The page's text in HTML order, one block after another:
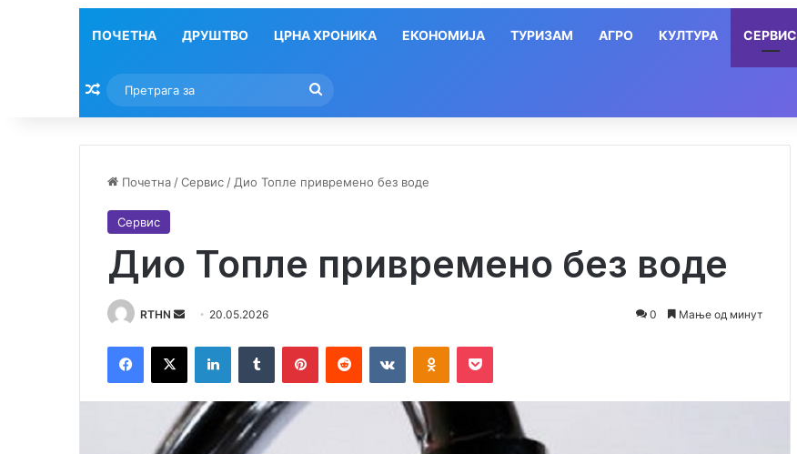
ПОЧЕТНА ДРУШТВО ЦРНА ХРОНИКА ЕКОНОМИЈА ТУРИЗАМ АГРО КУЛТУРА СЕРВИС
Насумични текстови
за
Почетна /Сервис / Дио Топле привремено без воде
Сервис
Дио Топле привремено без воде
RTHN
d
a
n
e
20.05.2026 0 Мање од минут